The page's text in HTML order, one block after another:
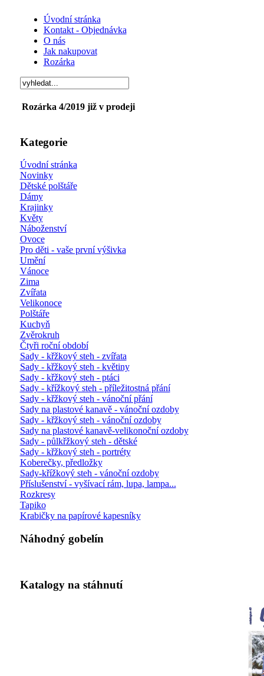
Úvodní stránka
Kontakt - Objednávka
O nás
Jak nakupovat
Rozárka
Rozárka 4/2019 již v prodeji
Kategorie
Úvodní stránka
Novinky
Dětské polštáře
Dámy
Krajinky
Květy
Náboženství
Ovoce
Pro děti - vaše první výšivka
Umění
Vánoce
Zima
Zvířata
Velikonoce
Polštáře
Kuchyň
Zvěrokruh
Čtyři roční období
Sady - křžkový steh - zvířata
Sady - křžkový steh - květiny
Sady - křžkový steh - ptáci
Sady - křížkový steh - příležitostná přání
Sady - křžkový steh - vánoční přání
Sady na plastové kanavě - vánoční ozdoby
Sady - křžkový steh - vánoční ozdoby
Sady na plastové kanavě-velikonoční ozdoby
Sady - půlkřžkový steh - dětské
Sady - křžkový steh - portréty
Koberečky, předložky
Sady-křížkový steh - vánoční ozdoby
Příslušenství - vyšívací rám, lupa, lampa...
Rozkresy
Tapiko
Krabičky na papírové kapesníky
Náhodný gobelín
Katalogy na stáhnutí